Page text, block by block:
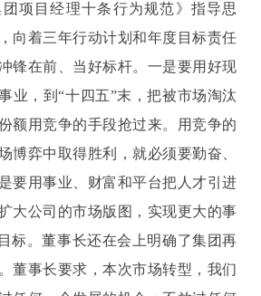
项目经理十条行为规范》指导思
向着三年行动计划和年度目标责任
锋在前、当好标杆。一是要用好现
业，到“十四五”末，把被市场淘汰
额用竞争的手段抢过来。用竞争的
博弈中取得胜利，就必须要勤奋、
要用事业、财富和平台把人才引进
大公司的市场版图，实现更大的事
标。董事长还在会上明确了集团再
董事长要求，本次市场转型，我们